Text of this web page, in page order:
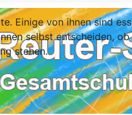
Einige von ihnen sind
selbst entscheiden,
stehen.